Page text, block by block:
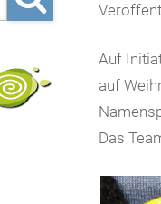
Auf
auf
Das